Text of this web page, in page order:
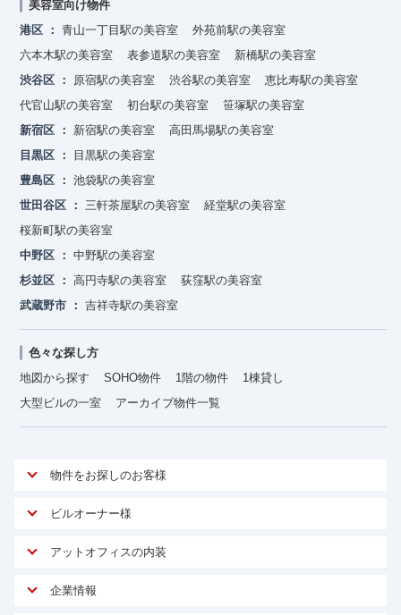
美容室向け物件
港区
青山一丁目駅の美容室
外苑前駅の美容室
六本木駅の美容室
表参道駅の美容室
新橋駅の美容室
渋谷区
原宿駅の美容室 渋谷駅の美容室
恵比寿駅の美容室
代官山駅の美容室
初台駅の美容室
笹塚駅の美容室
新宿区
新宿駅の美容室
高田馬場駅の美容室
目黒区
目黒駅の美容室
豊島区
池袋駅の美容室
世田谷区
三軒茶屋駅の美容室
経堂駅の美容室
桜新町駅の美容室
中野区
中野駅の美容室
杉並区
高円寺駅の美容室
荻窪駅の美容室
武蔵野市
吉祥寺駅の美容室
色々な探し方
地図から探す
SOHO物件 1階の物件
1棟貸し
大型ビルの一室
アーカイブ物件一覧
物件をお探しのお客様
ご契約者様インタビュー
オフィスお役立ちコラム
ビルオーナー様
マイソク作成
アットオフィスの内装
企業情報